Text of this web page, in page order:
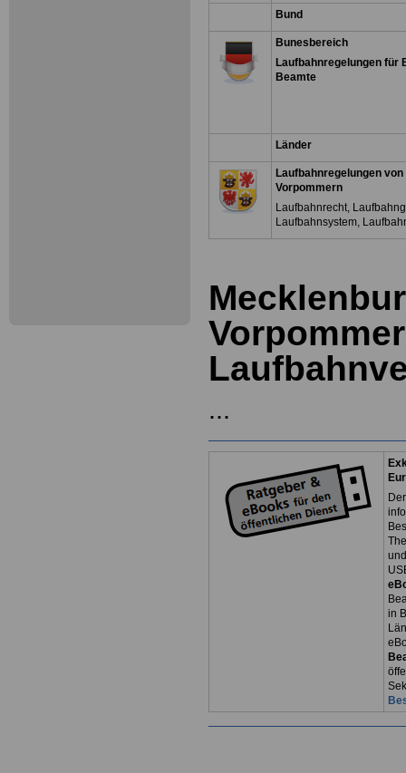
Bund
Bunesbereich
Laufbahnregelungen für
Beamte
Länder
Laufbahnregelungen
Vorpommern
Laufbahnrecht,
Laufbahnsystem,
...
in